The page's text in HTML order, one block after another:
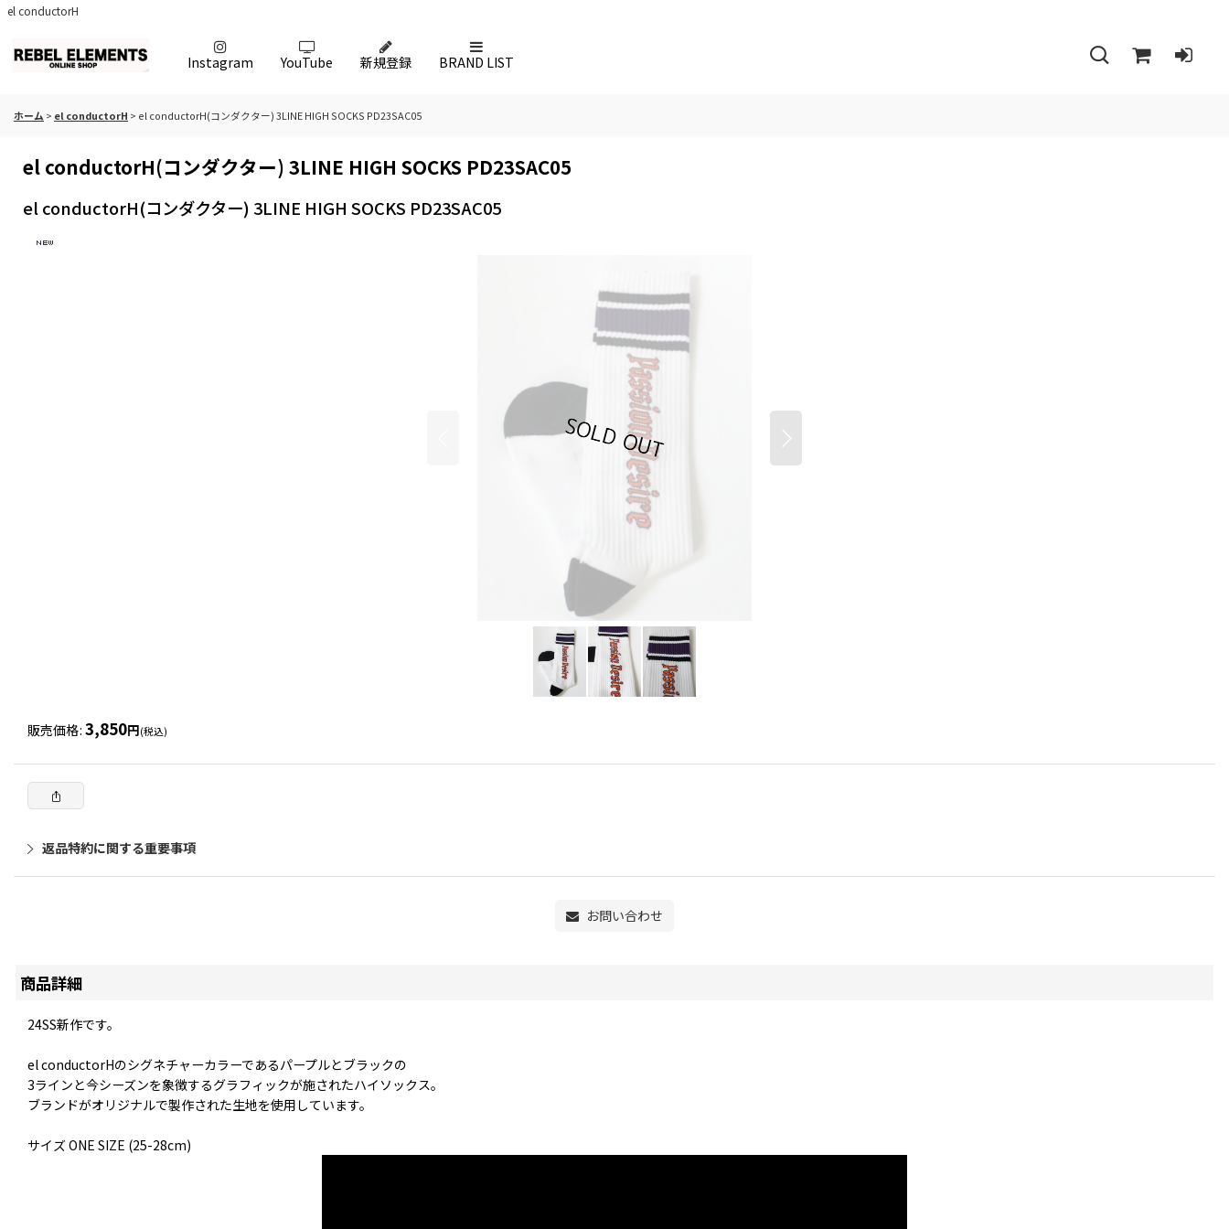
el conductorH
Instagram YouTube 新規登録 BRAND LIST
ホーム > el conductorH > el conductorH(コンダクター) 3LINE HIGH SOCKS PD23SAC05
el conductorH(コンダクター) 3LINE HIGH SOCKS PD23SAC05
el conductorH(コンダクター) 3LINE HIGH SOCKS PD23SAC05
販売価格: 3,850円(税込)
返品特約に関する重要事項
お問い合わせ
商品詳細
24SS新作です。
el conductorHのシグネチャーカラーであるパープルとブラックの
3ラインと今シーズンを象徴するグラフィックが施されたハイソックス。
ブランドがオリジナルで製作された生地を使用しています。
サイズ ONE SIZE (25-28cm)